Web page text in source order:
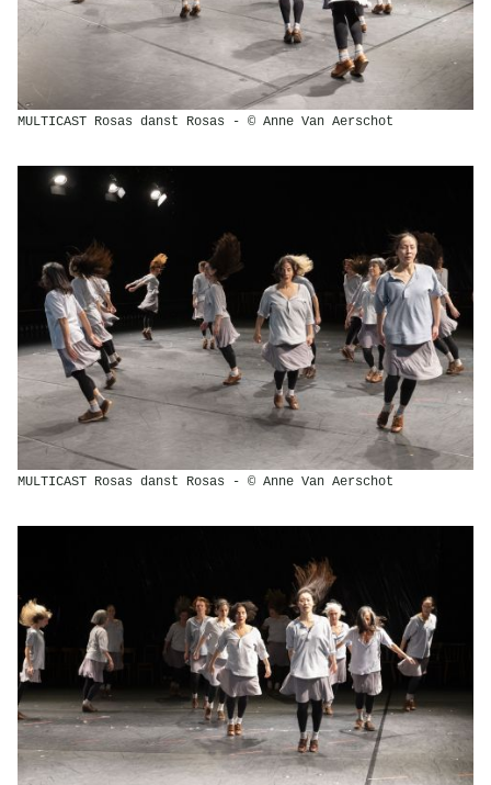
MULTICAST Rosas danst Rosas - © Anne Van Aerschot
MULTICAST Rosas danst Rosas - © Anne Van Aerschot